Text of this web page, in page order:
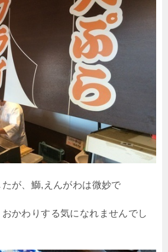
が、鰤,えんがわは微妙で
かわりする気になれませんでし